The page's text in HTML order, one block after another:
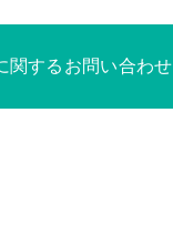
関するお問い合わせ